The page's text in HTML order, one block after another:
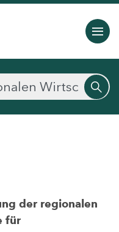
der regionalen
für